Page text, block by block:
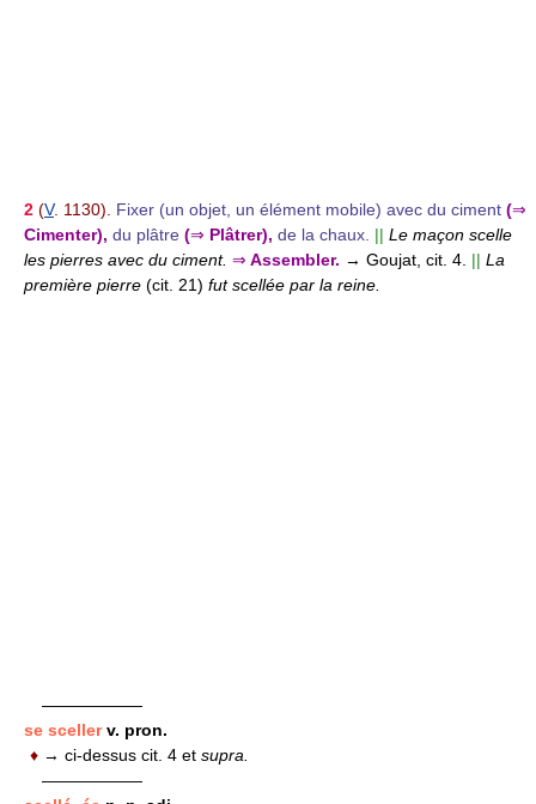
2 (V. 1130). Fixer (un objet, un élément mobile) avec du ciment (⇒
Cimenter), du plâtre (⇒ Plâtrer), de la chaux. || Le maçon scelle
les pierres avec du ciment. ⇒ Assembler. → Goujat, cit. 4. || La
première pierre (cit. 21) fut scellée par la reine.
——————
se sceller v. pron.
♦ → ci-dessus cit. 4 et supra.
——————